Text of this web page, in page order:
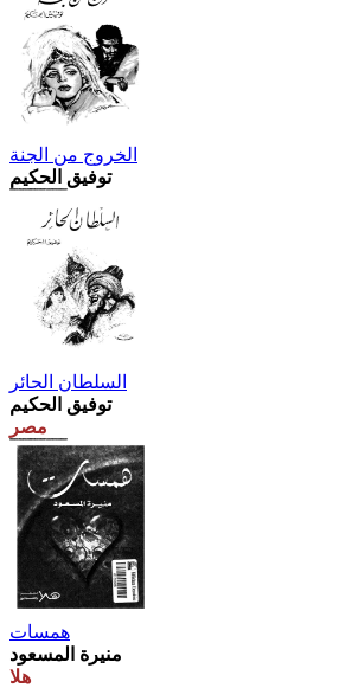
الخروج من الجنة
توفيق الحكيم
السلطان الحائر
توفيق الحكيم
مصر
همسات
منيرة المسعود
هلا